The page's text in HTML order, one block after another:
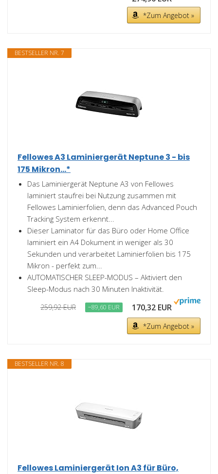
*Zum Angebot »
BESTSELLER NR. 7
Fellowes A3 Laminiergerät Neptune 3 - bis
175 Mikron...*
Das Laminiergerät Neptune A3 von Fellowes
laminiert staufrei bei Nutzung zusammen mit
Fellowes Laminierfolien, denn das Advanced Pouch
Tracking System erkennt...
Dieser Laminator für das Büro oder Home Office
laminiert ein A4 Dokument in weniger als 30
Sekunden und verarbeitet Laminierfolien bis 175
Mikron - perfekt zum...
AUTOMATISCHER SLEEP-MODUS – Aktiviert den
Sleep-Modus nach 30 Minuten Inaktivität.
259,92 EUR −89,60 EUR 170,32 EUR
*Zum Angebot »
BESTSELLER NR. 8
Fellowes Laminiergerät Ion A3 für Büro,